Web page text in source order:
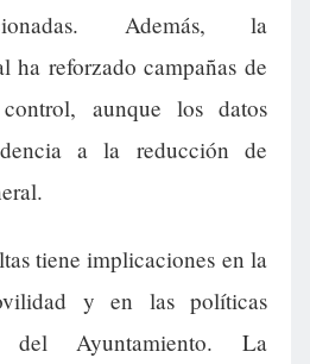
Además, la
ha reforzado campañas de
aunque los datos
a la reducción de
tiene implicaciones en la
y en las políticas
del Ayuntamiento. La